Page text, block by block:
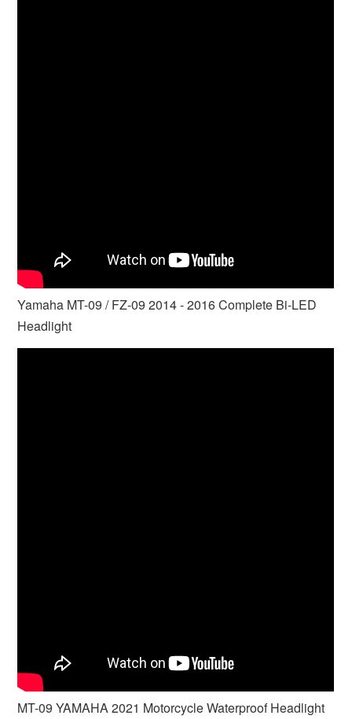
Yamaha MT-09 / FZ-09 2014 - 2016 Complete Bi-LED
Headlight
MT-09 YAMAHA 2021 Motorcycle Waterproof Headlight